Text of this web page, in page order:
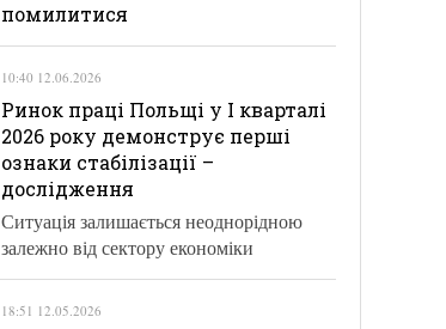
помилитися
10:40 12.06.2026
Ринок праці Польщі у І кварталі
2026 року демонструє перші
ознаки стабілізації –
дослідження
Ситуація залишається неоднорідною
залежно від сектору економіки
18:51 12.05.2026